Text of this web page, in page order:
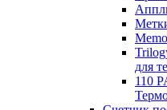
для
110